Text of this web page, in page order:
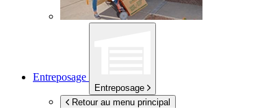
Entreposage
Entreposage
Retour au menu principal